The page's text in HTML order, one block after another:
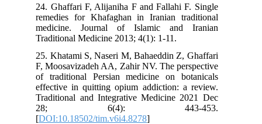
24. Ghaffari F, Alijaniha F and Fallahi F. Single
remedies for Khafaghan in Iranian traditional
medicine. Journal of Islamic and Iranian
Traditional Medicine 2013; 4(1): 1-11.
25. Khatami S, Naseri M, Bahaeddin Z, Ghaffari
F, Moosavizadeh AA, Zahir NV. The perspective
of traditional Persian medicine on botanicals
effective in quitting opium addiction: a review.
Traditional and Integrative Medicine 2021 Dec
28; 6(4): 443-453.
[DOI:10.18502/tim.v6i4.8278